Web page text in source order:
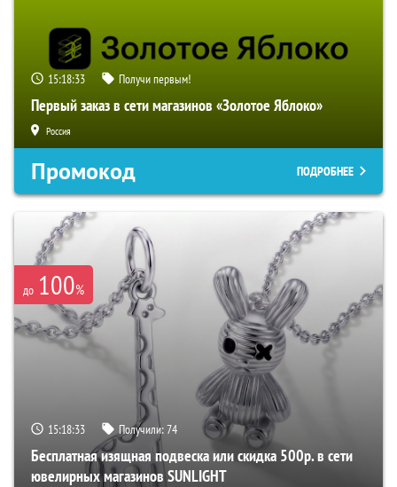
15:18:32 Получи первым!
Первый заказ в сети магазинов «Золотое Яблоко»
Россия
Промокод ПОДРОБНЕЕ
до 100%
15:18:32 Получили:74
Бесплатная изящная подвеска или скидка 500р. в сети
ювелирных магазинов SUNLIGHT